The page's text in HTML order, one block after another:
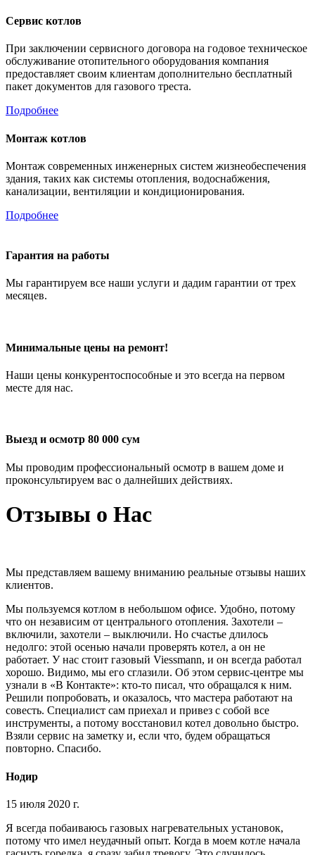
Сервис котлов
При заключении сервисного договора на годовое техническое
обслуживание отопительного оборудования компания
предоставляет своим клиентам дополнительно бесплатный
пакет документов для газового треста.
Подробнее
Монтаж котлов
Монтаж современных инженерных систем жизнеобеспечения
здания, таких как системы отопления, водоснабжения,
канализации, вентиляции и кондиционирования.
Подробнее
Гарантия на работы
Мы гарантируем все наши услуги и дадим гарантии от трех
месяцев.
Минимальные цены на ремонт!
Наши цены конкурентоспособные и это всегда на первом
месте для нас.
Выезд и осмотр 80 000 сум
Мы проводим профессиональный осмотр в вашем доме и
проконсультируем вас о далнейших действиях.
Отзывы о Нас
Мы представляем вашему вниманию реальные отзывы наших
клиентов.
Мы пользуемся котлом в небольшом офисе. Удобно, потому
что он независим от центрального отопления. Захотели –
включили, захотели – выключили. Но счастье длилось
недолго: этой осенью начали проверять котел, а он не
работает. У нас стоит газовый Viessmann, и он всегда работал
хорошо. Видимо, мы его сглазили. Об этом сервис-центре мы
узнали в «В Контакте»: кто-то писал, что обращался к ним.
Решили попробовать, и оказалось, что мастера работают на
совесть. Специалист сам приехал и привез с собой все
инструменты, а потому восстановил котел довольно быстро.
Взяли сервис на заметку и, если что, будем обращаться
повторно. Спасибо.
Нодир
15 июля 2020 г.
Я всегда побаиваюсь газовых нагревательных установок,
потому что имел неудачный опыт. Когда в моем котле начала